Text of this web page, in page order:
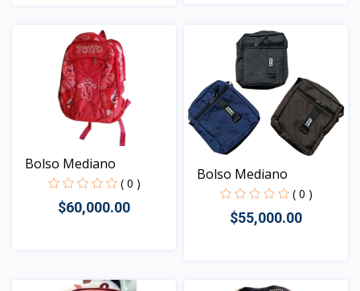
Bolso Mediano
( 0 )
$60,000.00
Bolso Mediano
( 0 )
$55,000.00